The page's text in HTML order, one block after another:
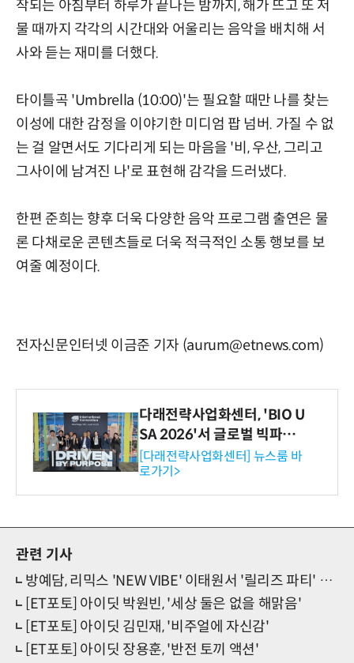
작되는 아침부터 하루가 끝나는 밤까지, 해가 뜨고 또 저
물 때까지 각각의 시간대와 어울리는 음악을 배치해 서
사와 듣는 재미를 더했다.
타이틀곡 'Umbrella (10:00)'는 필요할 때만 나를 찾는
이성에 대한 감정을 이야기한 미디엄 팝 넘버. 가질 수 없
는 걸 알면서도 기다리게 되는 마음을 '비, 우산, 그리고
그사이에 남겨진 나'로 표현해 감각을 드러냈다.
한편 준희는 향후 더욱 다양한 음악 프로그램 출연은 물
론 다채로운 콘텐츠들로 더욱 적극적인 소통 행보를 보
여줄 예정이다.
전자신문인터넷 이금준 기자 (aurum@etnews.com)
다래전략사업화센터, 'BIO U
SA 2026'서 글로벌 빅파마
와의 비즈니스 미팅 지원…K
-바이오 해외 진출 교두보 확
보
[다래전략사업화센터] 뉴스룸 바
로가기>
관련 기사
방예담, 리믹스 'NEW VIBE' 이태원서 '릴리즈 파티' 개최
[ET포토] 아이딧 박원빈, '세상 둘은 없을 해맑음'
[ET포토] 아이딧 김민재, '비주얼에 자신감'
[ET포토] 아이딧 장용훈, '반전 토끼 액션'